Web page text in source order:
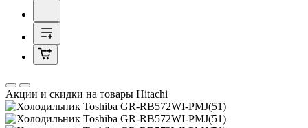
Акции и скидки на товары Hitachi